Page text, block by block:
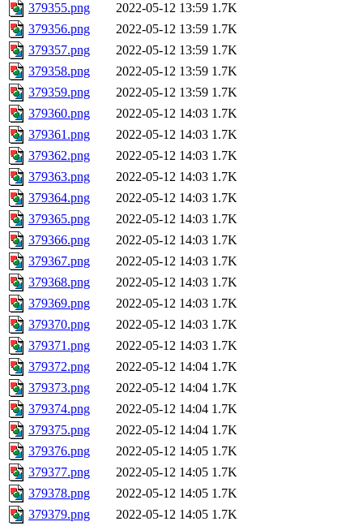
379355.png 2022-05-12 13:59 1.7K
379356.png
2022-05-12 13:59 1.7K
379357.png
2022-05-12 13:59 1.7K
379358.png
2022-05-12 13:59 1.7K
379359.png
2022-05-12 13:59 1.7K
379360.png
2022-05-12 14:03 1.7K
379361.png
2022-05-12 14:03 1.7K
379362.png
2022-05-12 14:03 1.7K
379363.png
2022-05-12 14:03 1.7K
379364.png
2022-05-12 14:03 1.7K
379365.png
2022-05-12 14:03 1.7K
379366.png
2022-05-12 14:03 1.7K
379367.png
2022-05-12 14:03 1.7K
379368.png
2022-05-12 14:03 1.7K
379369.png
2022-05-12 14:03 1.7K
379370.png
2022-05-12 14:03 1.7K
379371.png
2022-05-12 14:03 1.7K
379372.png
2022-05-12 14:04 1.7K
379373.png
2022-05-12 14:04 1.7K
379374.png
2022-05-12 14:04 1.7K
379375.png
2022-05-12 14:04 1.7K
379376.png
2022-05-12 14:05 1.7K
379377.png
2022-05-12 14:05 1.7K
379378.png
2022-05-12 14:05 1.7K
379379.png
2022-05-12 14:05 1.7K